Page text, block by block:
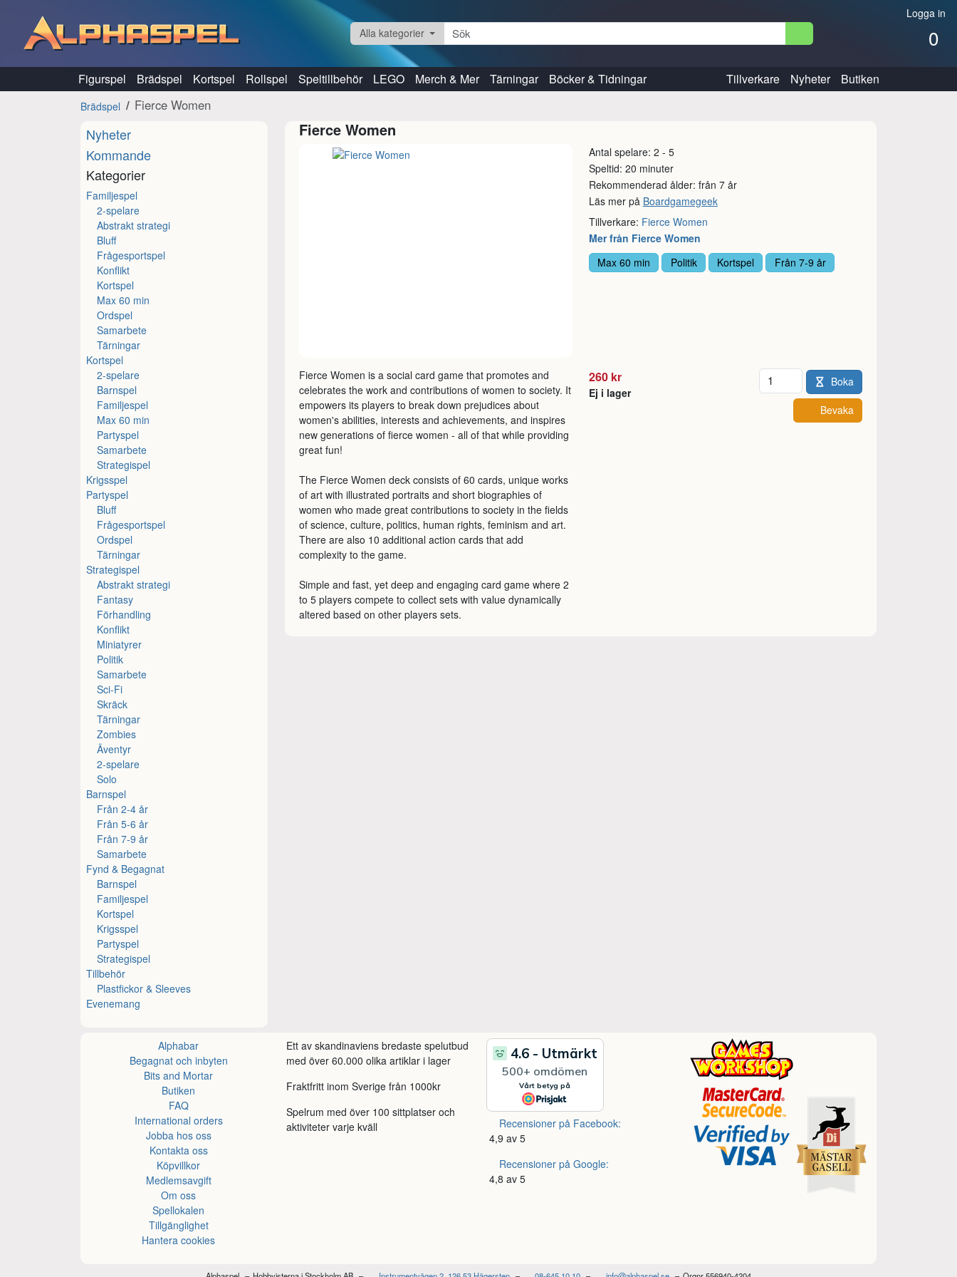
Logga in
0
Alla kategorier
Figurspel Brädspel Kortspel Rollspel Speltillbehör LEGO Merch & Mer Tärningar Böcker & Tidningar Tillverkare Nyheter Butiken
Brädspel Fierce Women
Nyheter
Kommande
Kategorier
Familjespel
2-spelare
Abstrakt strategi
Bluff
Frågesportspel
Konflikt
Kortspel
Max 60 min
Ordspel
Samarbete
Tärningar
Kortspel
2-spelare
Barnspel
Familjespel
Max 60 min
Partyspel
Samarbete
Strategispel
Krigsspel
Partyspel
Bluff
Frågesportspel
Ordspel
Tärningar
Strategispel
Abstrakt strategi
Fantasy
Förhandling
Konflikt
Miniatyrer
Politik
Samarbete
Sci-Fi
Skräck
Tärningar
Zombies
Äventyr
2-spelare
Solo
Barnspel
Från 2-4 år
Från 5-6 år
Från 7-9 år
Samarbete
Fynd & Begagnat
Barnspel
Familjespel
Kortspel
Krigsspel
Partyspel
Strategispel
Tillbehör
Plastfickor & Sleeves
Evenemang
Fierce Women
Antal spelare: 2 - 5
Speltid: 20 minuter
Rekommenderad ålder: från 7 år
Läs mer på Boardgamegeek
Tillverkare: Fierce Women
Mer från Fierce Women
Max 60 min
Politik Kortspel Från 7-9 år
Fierce Women is a social card game that promotes and
celebrates the work and contributions of women to society. It
empowers its players to break down prejudices about
women's abilities, interests and achievements, and inspires
new generations of fierce women - all of that while providing
great fun!
The Fierce Women deck consists of 60 cards, unique works
of art with illustrated portraits and short biographies of
women who made great contributions to society in the fields
of science, culture, politics, human rights, feminism and art.
There are also 10 additional action cards that add
complexity to the game.
Simple and fast, yet deep and engaging card game where 2
to 5 players compete to collect sets with value dynamically
altered based on other players sets.
260 kr
Ej i lager
Antal Boka
Bevaka
Alphabar
Begagnat och inbyten
Bits and Mortar
Butiken
FAQ
International orders
Jobba hos oss
Kontakta oss
Köpvillkor
Medlemsavgift
Om oss
Spellokalen
Tillgänglighet
Hantera cookies
Ett av skandinaviens bredaste spelutbud
med över 60.000 olika artiklar i lager
Fraktfritt inom Sverige från 1000kr
Spelrum med över 100 sittplatser och
aktiviteter varje kväll
Recensioner på Facebook:
4,9 av 5
Recensioner på Google:
4,8 av 5